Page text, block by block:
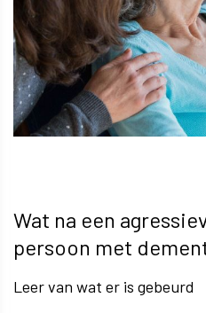
Wat na een
persoon met
Leer van wat er is gebeurd